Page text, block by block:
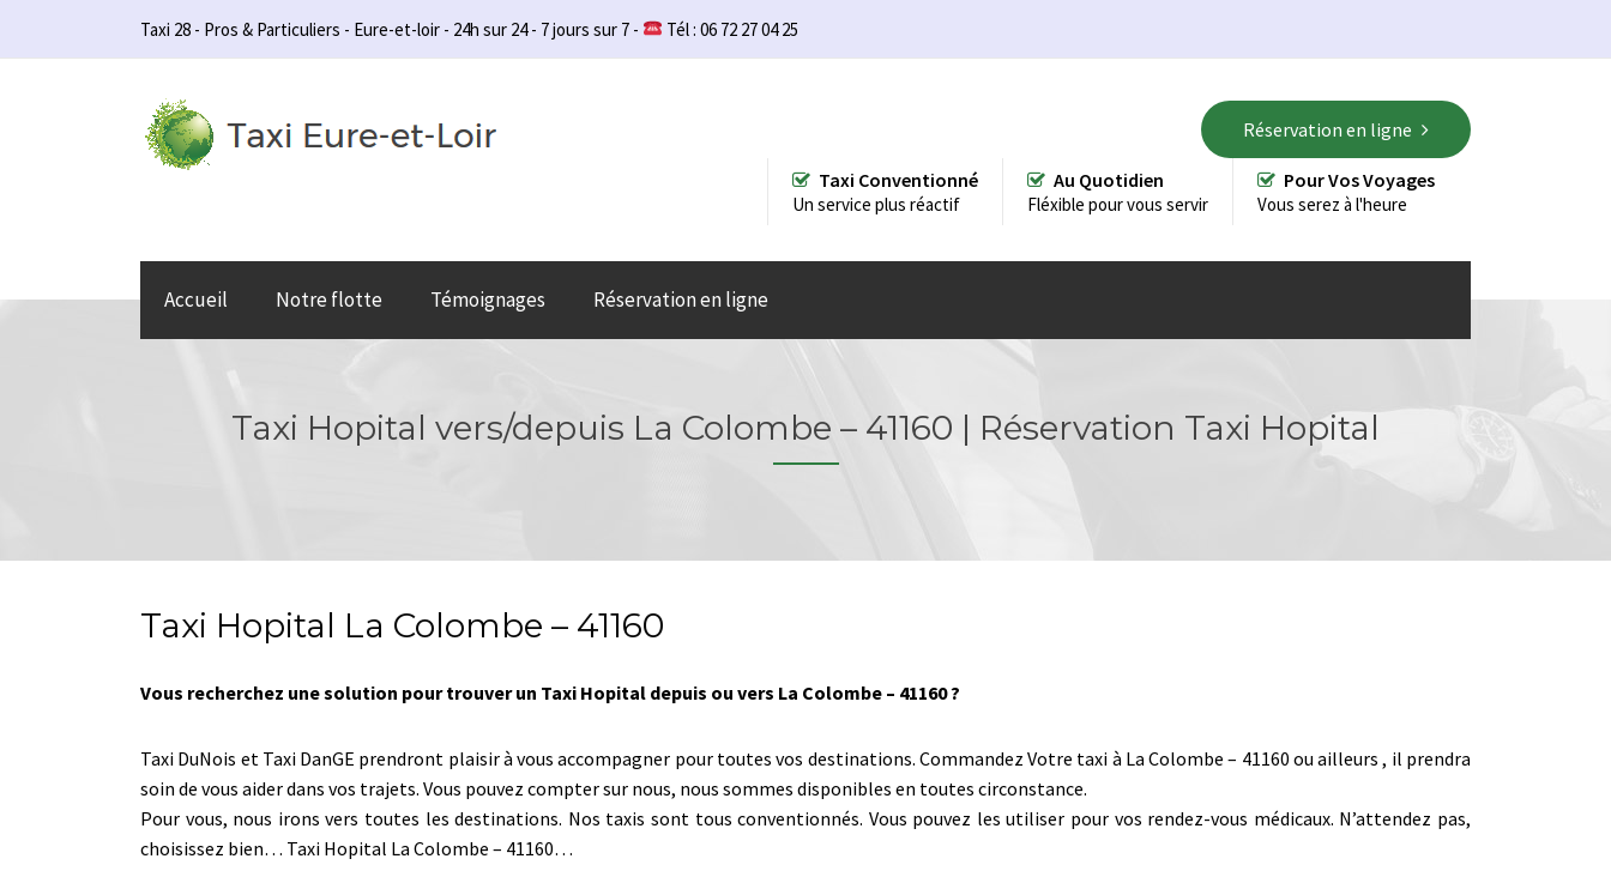
Taxi 28 - Pros & Particuliers - Eure-et-loir - 24h sur 24 - 7 jours sur 7 - Tél : 06 72 27 04 25
Réservation en ligne
Taxi Conventionné
Un service plus réactif
Au Quotidien
Fléxible pour vous servir
Pour Vos Voyages
Vous serez à l'heure
Accueil Notre flotte Témoignages Réservation en ligne
Taxi Hopital vers/depuis La Colombe – 41160 | Réservation Taxi Hopital
Taxi Hopital La Colombe – 41160
Vous recherchez une solution pour trouver un Taxi Hopital depuis ou vers La Colombe – 41160 ?
Taxi DuNois et Taxi DanGE prendront plaisir à vous accompagner pour toutes vos destinations. Commandez Votre taxi à La Colombe – 41160 ou ailleurs , il prendra
soin de vous aider dans vos trajets. Vous pouvez compter sur nous, nous sommes disponibles en toutes circonstance.
Pour vous, nous irons vers toutes les destinations. Nos taxis sont tous conventionnés. Vous pouvez les utiliser pour vos rendez-vous médicaux. N’attendez pas,
choisissez bien… Taxi Hopital La Colombe – 41160…